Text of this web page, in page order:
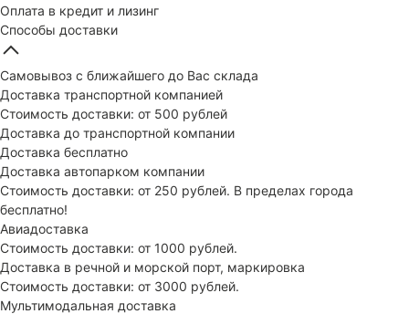
Оплата в кредит и лизинг
Способы доставки
Самовывоз с ближайшего до Вас склада
Доставка транспортной компанией
Стоимость доставки: от 500 рублей
Доставка до транспортной компании
Доставка бесплатно
Доставка автопарком компании
Стоимость доставки: от 250 рублей. В пределах города
бесплатно!
Авиадоставка
Стоимость доставки: от 1000 рублей.
Доставка в речной и морской порт, маркировка
Стоимость доставки: от 3000 рублей.
Мультимодальная доставка